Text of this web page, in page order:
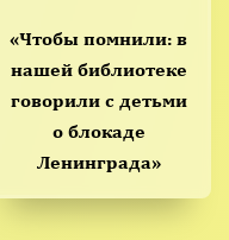
«Чтобы помнили: в
нашей библиотеке
говорили с детьми
о блокаде
Ленинграда»